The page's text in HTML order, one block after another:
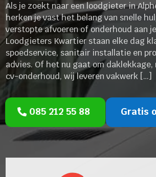
Als je zoekt naar een loodgieter in
herken je vast het belang van snelle
verstopte afvoeren of onderhoud aan
Loodgieters Kwartier staan elke dag
spoedservice, sanitair installatie en
advies. Of het nu gaat om
cv-onderhoud, wij leveren vakwerk […]
085 212 55 88 Gratis